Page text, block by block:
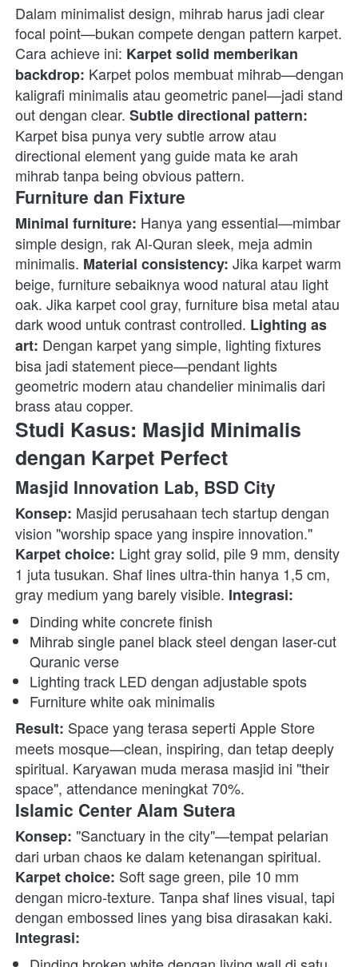
Dalam minimalist design, mihrab harus jadi clear
focal point—bukan compete dengan pattern karpet.
Cara achieve ini: Karpet solid memberikan
backdrop: Karpet polos membuat mihrab—dengan
kaligrafi minimalis atau geometric panel—jadi stand
out dengan clear. Subtle directional pattern:
Karpet bisa punya very subtle arrow atau
directional element yang guide mata ke arah
mihrab tanpa being obvious pattern.
Furniture dan Fixture
Minimal furniture: Hanya yang essential—mimbar
simple design, rak Al-Quran sleek, meja admin
minimalis. Material consistency: Jika karpet warm
beige, furniture sebaiknya wood natural atau light
oak. Jika karpet cool gray, furniture bisa metal atau
dark wood untuk contrast controlled. Lighting as
art: Dengan karpet yang simple, lighting fixtures
bisa jadi statement piece—pendant lights
geometric modern atau chandelier minimalis dari
brass atau copper.
Studi Kasus: Masjid Minimalis
dengan Karpet Perfect
Masjid Innovation Lab, BSD City
Konsep: Masjid perusahaan tech startup dengan
Karpet choice: Light gray solid, pile 9 mm, density
1 juta tusukan. Shaf lines ultra-thin hanya 1,5 cm,
gray medium yang barely visible. Integrasi:
Dinding white concrete finish
Mihrab single panel black steel dengan laser-cut
Quranic verse
Lighting track LED dengan adjustable spots
Furniture white oak minimalis
Result: Space yang terasa seperti Apple Store
meets mosque—clean, inspiring, dan tetap deeply
spiritual. Karyawan muda merasa masjid ini "their
space", attendance meningkat 70%.
Islamic Center Alam Sutera
Konsep: "Sanctuary in the city"—tempat pelarian
Karpet choice: Soft sage green, pile 10 mm
dengan micro-texture. Tanpa shaf lines visual, tapi
Integrasi: